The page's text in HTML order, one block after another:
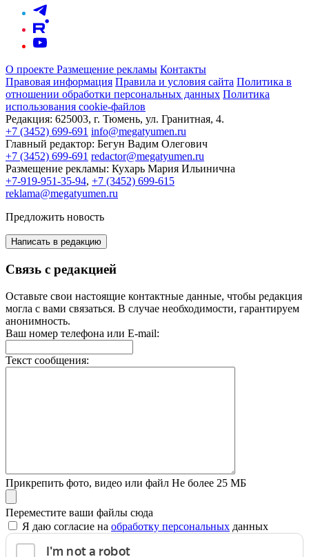
О проекте Размещение рекламы Контакты
Правовая информация Правила и условия сайта Политика в
отношении обработки персональных данных Политика
использования cookie-файлов
Редакция: 625003, г. Тюмень, ул. Гранитная, 4.
+7 (3452) 699-691 info@megatyumen.ru
Главный редактор: Бегун Вадим Олегович
+7 (3452) 699-691 redactor@megatyumen.ru
Размещение рекламы: Кухарь Мария Ильинична
+7-919-951-35-94, +7 (3452) 699-615
reklama@megatyumen.ru
Предложить новость
Написать в редакцию
Связь с редакцией
Оставьте свои настоящие контактные данные, чтобы редакция
могла с вами связаться. В случае необходимости, гарантируем
анонимность.
Ваш номер телефона или E-mail:
Текст сообщения:
Прикрепить фото, видео или файл Не более 25 МБ
Переместите ваши файлы сюда
Я даю согласие на обработку персональных данных